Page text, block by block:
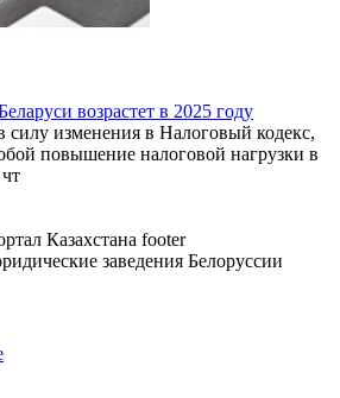
возрастет в 2025 году
силу изменения в Налоговый кодекс,
повышение налоговой нагрузки в
заведения Белоруссии